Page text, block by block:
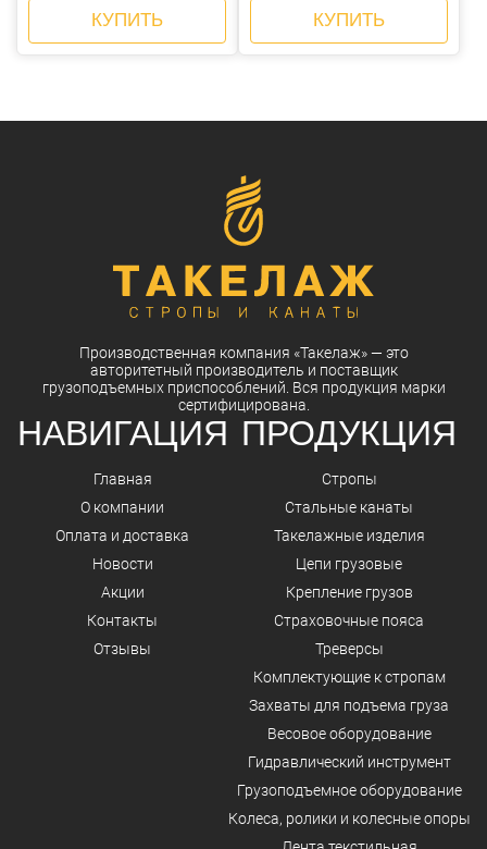
КУПИТЬ КУПИТЬ
Производственная компания «Такелаж»— это
авторитетный производитель и поставщик
грузоподъемных приспособлений. Вся продукция марки
сертифицирована.
НАВИГАЦИЯ
Главная
О компании
Оплата и доставка
Новости
Акции
Контакты
Отзывы
ПРОДУКЦИЯ
Стропы
Стальные канаты
Такелажные изделия
Цепи грузовые
Крепление грузов
Страховочные пояса
Треверсы
Комплектующие к стропам
Захваты для подъема груза
Весовое оборудование
Гидравлический инструмент
Грузоподъемное оборудование
Колеса, ролики и колесные опоры